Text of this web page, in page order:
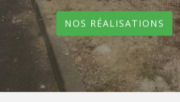
NOS RÉALISATIONS